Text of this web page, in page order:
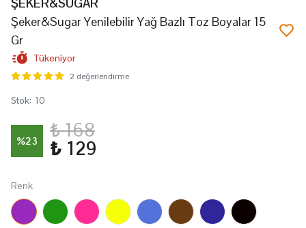
Şeker&Sugar Yenilebilir Yağ Bazlı Toz Boyalar 15
Gr
Tükeniyor
2 değerlendirme
Stok: 10
%23 ₺ 168
₺ 129
Renk